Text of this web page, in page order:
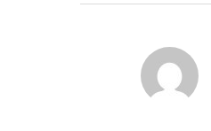
AUTOR DE LA